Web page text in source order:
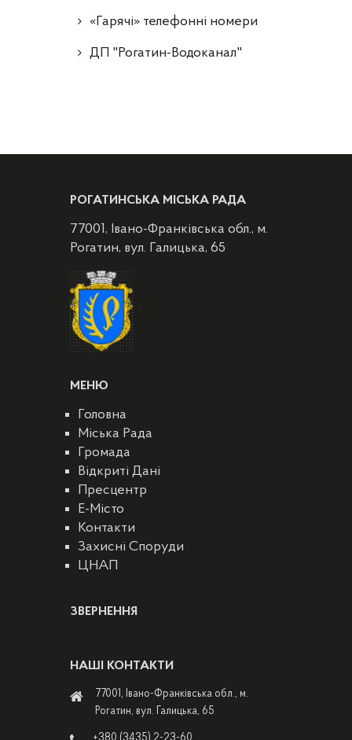
«Гарячі» телефонні номери
ДП "Рогатин-Водоканал"
РОГАТИНСЬКА МІСЬКА РАДА
77001, Івано-Франківська обл., м.
Рогатин, вул. Галицька, 65
МЕНЮ
Головна
Міська Рада
Громада
Відкриті Дані
Пресцентр
E-Місто
Контакти
Захисні Споруди
ЦНАП
ЗВЕРНЕННЯ
НАШІ КОНТАКТИ
77001, Івано-Франківська обл., м.
Рогатин, вул. Галицька, 65